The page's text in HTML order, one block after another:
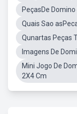
PeçasDe
Quais Sao
Qunartas Peças
Imagens De
Mini Jogo De
2X4 Cm